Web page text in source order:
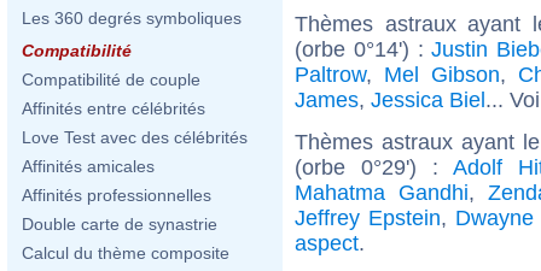
Les 360 degrés symboliques
Compatibilité
Compatibilité de couple
Affinités entre célébrités
Love Test avec des célébrités
Affinités amicales
Affinités professionnelles
Double carte de synastrie
Calcul du thème composite
Thèmes astraux ayant
(orbe 0°14') :Justin
Paltrow, Mel Gibson,
James, Jessica Biel...
Thèmes astraux ayant
(orbe 0°29') : Adolf
Mahatma Gandhi,
Jeffrey Epstein,
aspect.